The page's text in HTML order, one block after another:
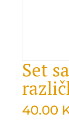
Set
40.00